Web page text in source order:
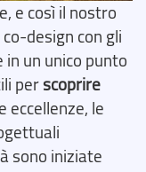
e così il nostro
design con gli
un unico punto
perscoprire
eccellenze, le
sono iniziate